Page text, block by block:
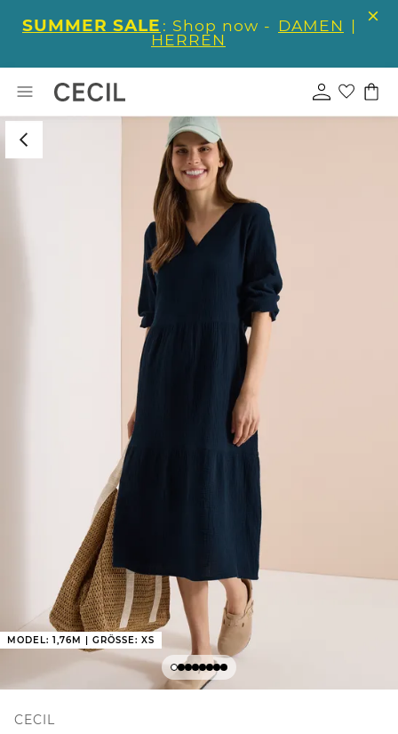
SUMMER SALE : Shop now - DAMEN |
HERREN
MODEL: 1,76M | GRÖSSE: XS
CECIL